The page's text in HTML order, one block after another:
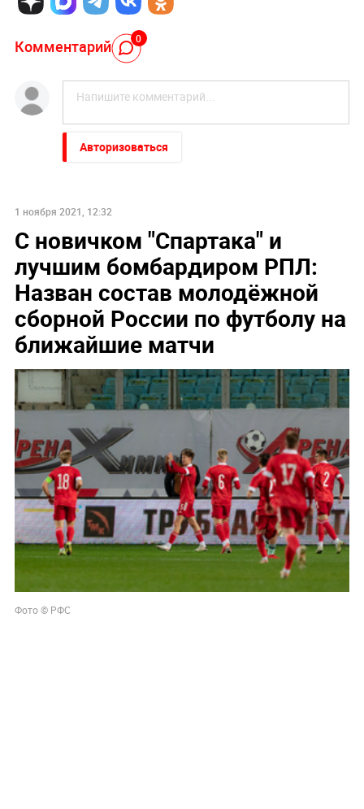
Комментарий 0
Авторизоваться
1 ноября 2021, 12:32
С новичком "Спартака" и
лучшим бомбардиром РПЛ:
Назван состав молодёжной
сборной России по футболу на
ближайшие матчи
Фото © РФС